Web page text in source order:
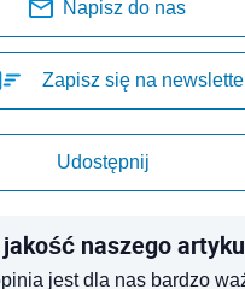
Napisz do nas
Zapisz się na
Udostępnij
naszego
jest dla nas bardzo